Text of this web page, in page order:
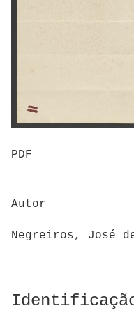
PDF
Autor
Negreiros, José